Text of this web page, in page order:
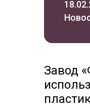
Завод